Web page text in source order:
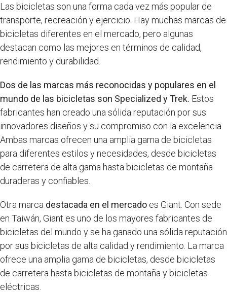
Las bicicletas son una forma cada vez más popular de
transporte, recreación y ejercicio. Hay muchas marcas de
bicicletas diferentes en el mercado, pero algunas
destacan como las mejores en términos de calidad,
rendimiento y durabilidad.
Dos de las marcas más reconocidas y populares en el
mundo de las bicicletas son Specialized y Trek. Estos
fabricantes han creado una sólida reputación por sus
innovadores diseños y su compromiso con la excelencia.
Ambas marcas ofrecen una amplia gama de bicicletas
para diferentes estilos y necesidades, desde bicicletas
de carretera de alta gama hasta bicicletas de montaña
duraderas y confiables.
Otra marca destacada en el mercado es Giant. Con sede
en Taiwán, Giant es uno de los mayores fabricantes de
bicicletas del mundo y se ha ganado una sólida reputación
por sus bicicletas de alta calidad y rendimiento. La marca
ofrece una amplia gama de bicicletas, desde bicicletas
de carretera hasta bicicletas de montaña y bicicletas
eléctricas.